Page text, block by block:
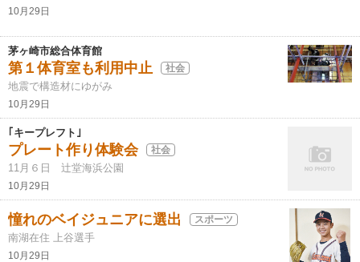
10月29日
茅ヶ崎市総合体育館
第１体育室も利用中止 社会
地震で構造材にゆがみ
10月29日
｢キープレフト｣
プレート作り体験会 社会
11月６日 辻堂海浜公園
10月29日
憧れのベイジュニアに選出 スポーツ
南湖在住 上谷選手
10月29日